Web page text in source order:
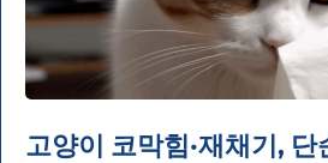
고양이 코막힘·재채기, 단